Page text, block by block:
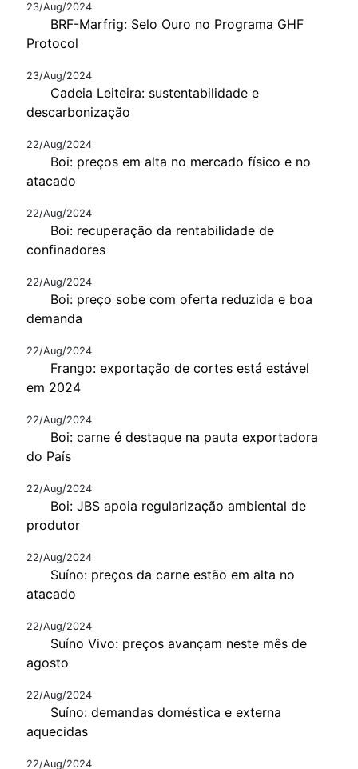
23/Aug/2024
BRF-Marfrig: Selo Ouro no Programa GHF
Protocol
23/Aug/2024
Cadeia Leiteira: sustentabilidade e
descarbonização
22/Aug/2024
Boi: preços em alta no mercado físico e no
atacado
22/Aug/2024
Boi: recuperação da rentabilidade de
confinadores
22/Aug/2024
Boi: preço sobe com oferta reduzida e boa
demanda
22/Aug/2024
Frango: exportação de cortes está estável
em 2024
22/Aug/2024
Boi: carne é destaque na pauta exportadora
do País
22/Aug/2024
Boi: JBS apoia regularização ambiental de
produtor
22/Aug/2024
Suíno: preços da carne estão em alta no
atacado
22/Aug/2024
Suíno Vivo: preços avançam neste mês de
agosto
22/Aug/2024
Suíno: demandas doméstica e externa
aquecidas
22/Aug/2024